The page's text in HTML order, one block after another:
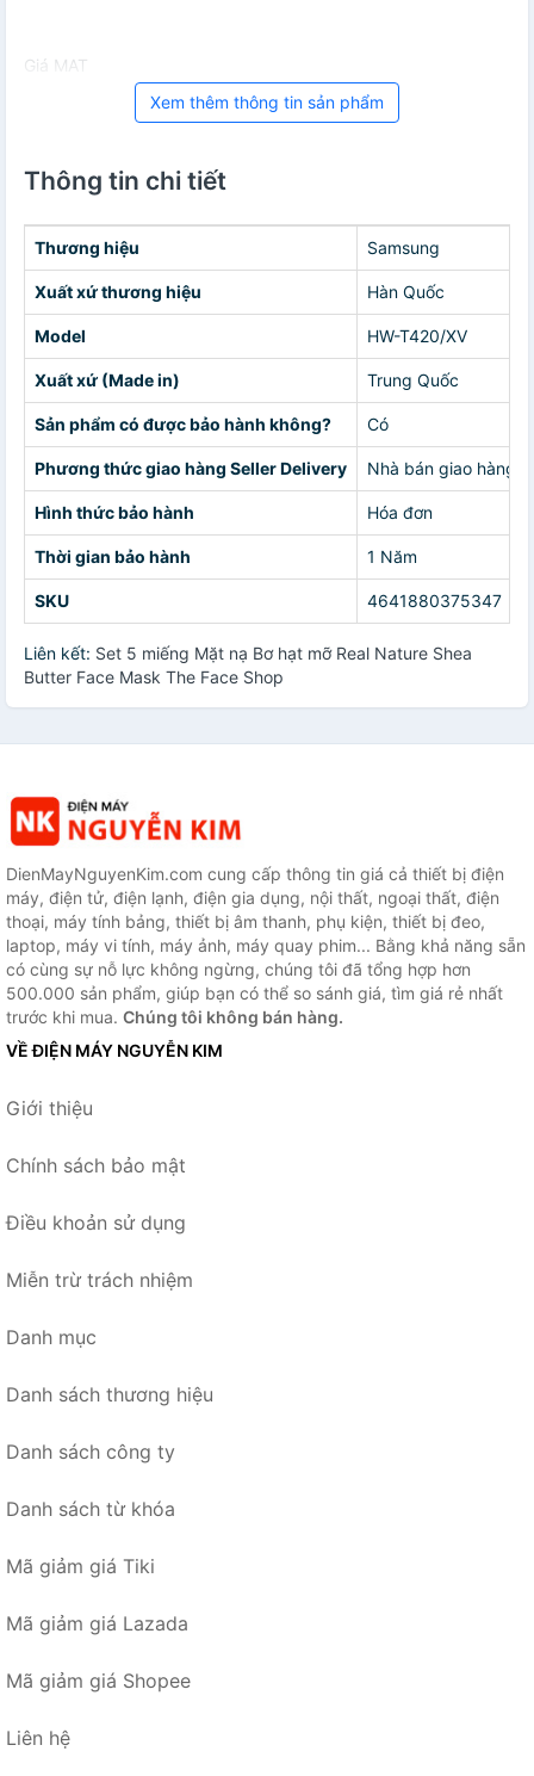
Giá MAT
Xem thêm thông tin sản phẩm
Thông tin chi tiết
Thương hiệu Samsung
Xuất xứ thương hiệu Hàn Quốc
Model HW-T420/XV
Xuất xứ (Made in) Trung Quốc
Sản phẩm có được bảo hành không? Có
Phương thức giao hàng Seller Delivery Nhà bán giao hàng
Hình thức bảo hành Hóa đơn
Thời gian bảo hành 1 Năm
SKU 4641880375347
Liên kết: Set 5 miếng Mặt nạ Bơ hạt mỡ Real Nature Shea
Butter Face Mask The Face Shop
DienMayNguyenKim.com cung cấp thông tin giá cả thiết bị điện
máy, điện tử, điện lạnh, điện gia dụng, nội thất, ngoại thất, điện
thoại, máy tính bảng, thiết bị âm thanh, phụ kiện, thiết bị đeo,
laptop, máy vi tính, máy ảnh, máy quay phim... Bằng khả năng sẵn
có cùng sự nỗ lực không ngừng, chúng tôi đã tổng hợp hơn
500.000 sản phẩm, giúp bạn có thể so sánh giá, tìm giá rẻ nhất
trước khi mua. Chúng tôi không bán hàng.
VỀ ĐIỆN MÁY NGUYỄN KIM
Giới thiệu
Chính sách bảo mật
Điều khoản sử dụng
Miễn trừ trách nhiệm
Danh mục
Danh sách thương hiệu
Danh sách công ty
Danh sách từ khóa
Mã giảm giá Tiki
Mã giảm giá Lazada
Mã giảm giá Shopee
Liên hệ